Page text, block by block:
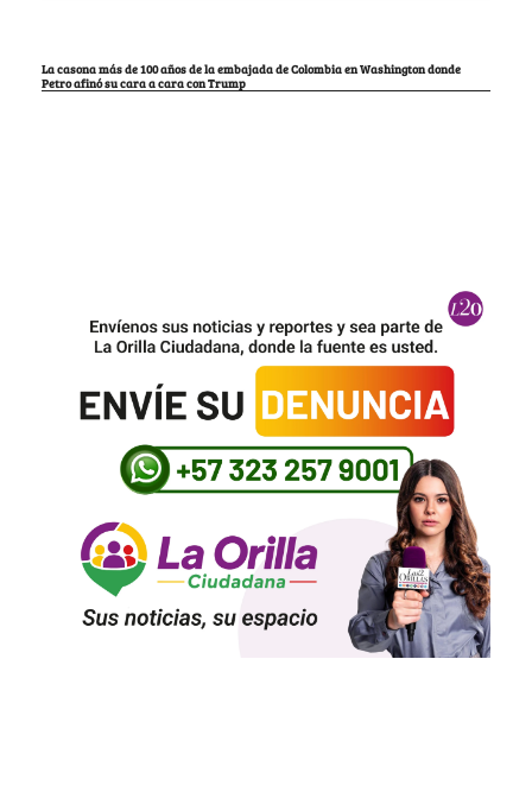
La casona más de 100 años de la embajada de Colombia en Washington donde
Petro afinó su cara a cara con Trump